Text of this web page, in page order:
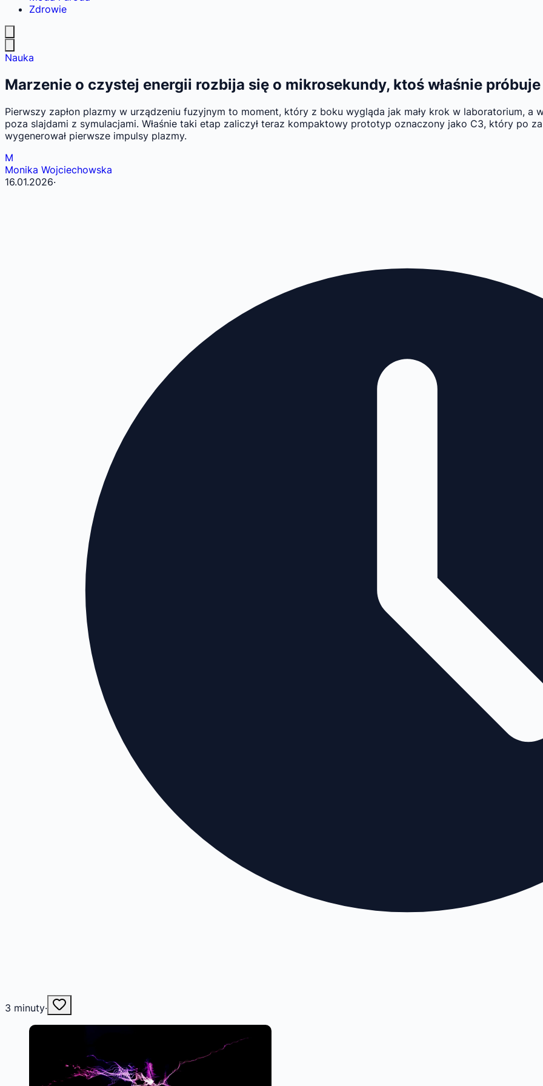
Zdrowie
Nauka
Marzenie o czystej energii rozbija się o mikrosekundy, ktoś właśnie
Pierwszy zapłon plazmy w urządzeniu fuzyjnym to moment, który z boku wygląda jak mały krok w laboratorium, a
poza slajdami z symulacjami. Właśnie taki etap zaliczył teraz kompaktowy prototyp oznaczony jako C3, który po
wygenerował pierwsze impulsy plazmy.
M
Monika Wojciechowska
16.01.2026·
3 minuty·